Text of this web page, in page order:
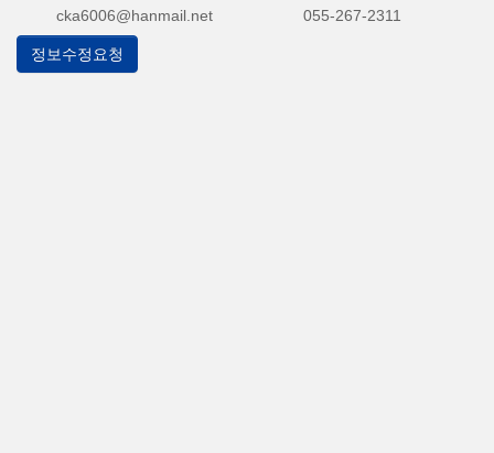
cka6006@hanmail.net 055-267-2311
정보수정요청